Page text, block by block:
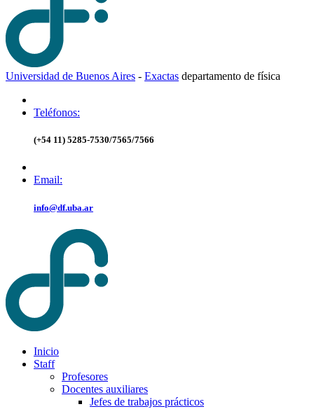
Universidad de Buenos Aires - Exactas departamento de física
Teléfonos:
(+54 11) 5285-7530/7565/7566
Email:
info@df.uba.ar
Inicio
Staff
Profesores
Docentes auxiliares
Jefes de trabajos prácticos